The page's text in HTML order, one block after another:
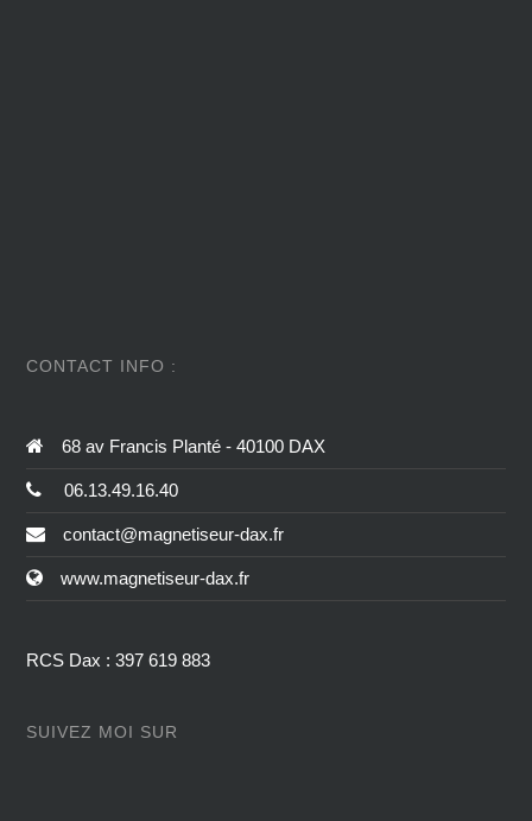
CONTACT INFO :
68 av Francis Planté - 40100 DAX
06.13.49.16.40
contact@magnetiseur-dax.fr
www.magnetiseur-dax.fr
RCS Dax : 397 619 883
SUIVEZ MOI SUR